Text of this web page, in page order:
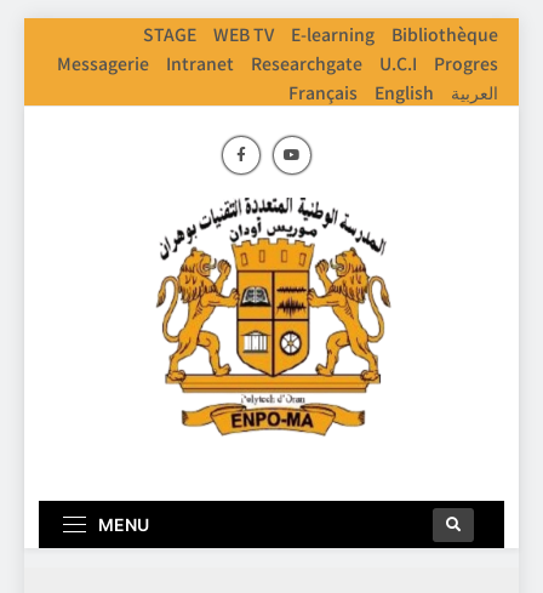
STAGE WEB TV E-learning
Bibliothèque
Messagerie
Intranet Researchgate U.C.I
Progres
Français
English العربية
MENU